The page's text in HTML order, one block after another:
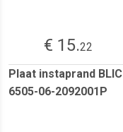
€ 15.22
Plaat instaprand BLIC
6505-06-2092001P